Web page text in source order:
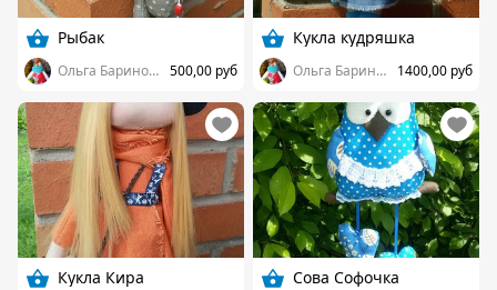
Рыбак
Ольга Баринова 500,00 руб
Кукла кудряшка
Ольга Баринова 1400,00 руб
Кукла Кира Сова Софочка